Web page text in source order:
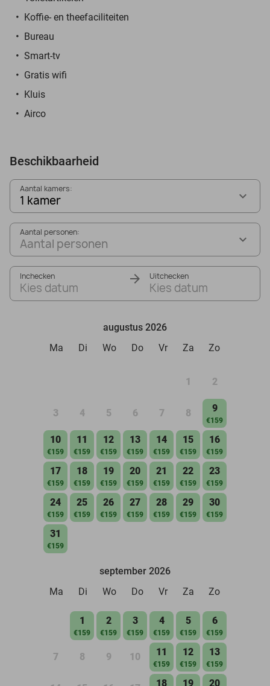
Koffie- en theefaciliteiten
Bureau
Smart-tv
Gratis wifi
Kluis
Airco
Beschikbaarheid
Aantal kamers:
1 kamer
Aantal personen:
Aantal personen
Inchecken
Kies datum
Uitchecken
Kies datum
augustus 2026
Ma
Di Wo Do Vr Za Zo
1 2
3 4 5 6 7 8 9
€159
10
€159
11
€159
12
€159
13
€159
14
€159
15
€159
16
€159
17
€159
18
€159
19
€159
20
€159
21
€159
22
€159
23
€159
24
€159
25
€159
26
€159
27
€159
28
€159
29
€159
30
€159
31
€159
september 2026
Ma
Di Wo Do Vr Za Zo
1
€159
2
€159
3
€159
4
€159
5
€159
6
€159
7 8 9 10 11
€159
12
€159
13
€159
18 19 20